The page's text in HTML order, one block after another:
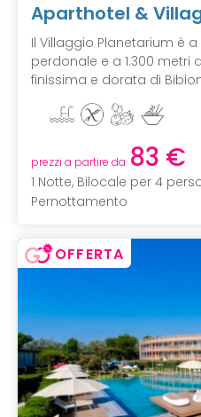
Aparthotel &
Il Villaggio Planetarium è
perdonale e a 1.300
finissima e dorata di
prezzi a partire da 83 €
1 Notte, Bilocale per 4
Pernottamento
OFFERTA